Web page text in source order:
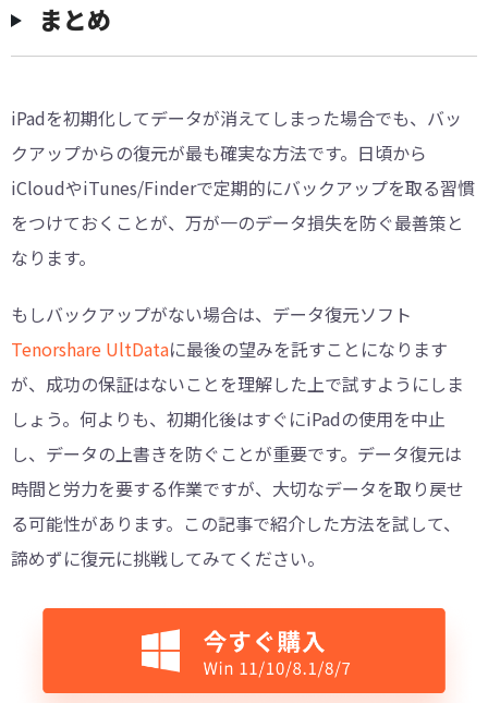
まとめ
iPadを初期化してデータが消えてしまった場合でも、バッ
クアップからの復元が最も確実な方法です。日頃から
iCloudやiTunes/Finderで定期的にバックアップを取る習慣
をつけておくことが、万が一のデータ損失を防ぐ最善策と
なります。
もしバックアップがない場合は、データ復元ソフト
Tenorshare UltDataに最後の望みを託すことになります
が、成功の保証はないことを理解した上で試すようにしま
しょう。何よりも、初期化後はすぐにiPadの使用を中止
し、データの上書きを防ぐことが重要です。データ復元は
時間と労力を要する作業ですが、大切なデータを取り戻せ
る可能性があります。この記事で紹介した方法を試して、
諦めずに復元に挑戦してみてください。